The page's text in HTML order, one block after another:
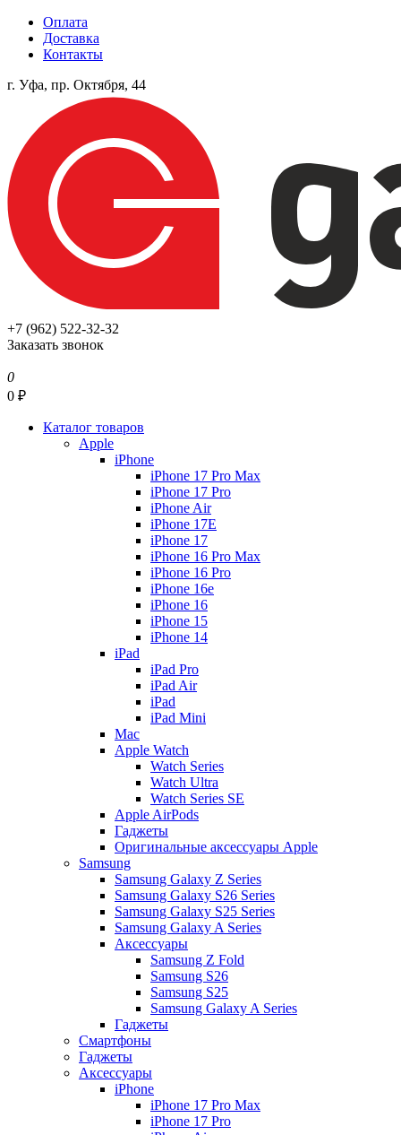
Оплата
Доставка
Контакты
г. Уфа, пр. Октября, 44
+7 (962) 522-32-32
Заказать звонок
0
0 ₽
Каталог товаров
Apple
iPhone
iPhone 17 Pro Max
iPhone 17 Pro
iPhone Air
iPhone 17E
iPhone 17
iPhone 16 Pro Max
iPhone 16 Pro
iPhone 16e
iPhone 16
iPhone 15
iPhone 14
iPad
iPad Pro
iPad Air
iPad
iPad Mini
Mac
Apple Watch
Watch Series
Watch Ultra
Watch Series SE
Apple AirPods
Гаджеты
Оригинальные аксессуары Apple
Samsung
Samsung Galaxy Z Series
Samsung Galaxy S26 Series
Samsung Galaxy S25 Series
Samsung Galaxy A Series
Аксессуары
Samsung Z Fold
Samsung S26
Samsung S25
Samsung Galaxy A Series
Гаджеты
Смартфоны
Гаджеты
Аксессуары
iPhone
iPhone 17 Pro Max
iPhone 17 Pro